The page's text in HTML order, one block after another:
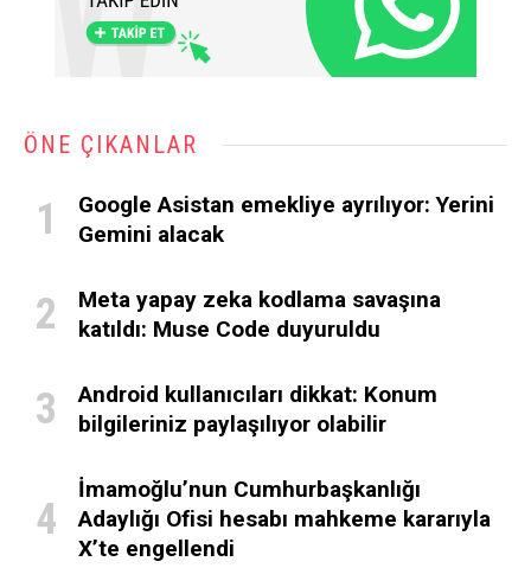
ÖNE ÇIKANLAR
Google Asistan emekliye ayrılıyor: Yerini
Gemini alacak
Meta yapay zeka kodlama savaşına
katıldı: Muse Code duyuruldu
Android kullanıcıları dikkat: Konum
bilgileriniz paylaşılıyor olabilir
İmamoğlu’nun Cumhurbaşkanlığı
Adaylığı Ofisi hesabı mahkeme kararıyla
X’te engellendi